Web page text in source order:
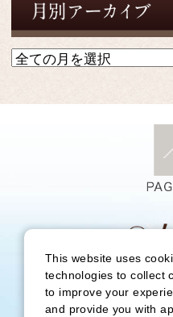
〒250-0522 神奈川
（予約受付時間外連
This website uses
technologies to collect
to improve your
and provide you with